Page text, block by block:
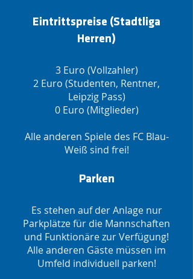
Eintrittspreise (Stadtliga
Herren)
3 Euro (Vollzahler)
2 Euro (Studenten, Rentner,
Leipzig Pass)
0 Euro (Mitglieder)
Alle anderen Spiele des FC Blau-
Weiß sind frei!
Parken
Es stehen auf der Anlage nur
Parkplätze für die Mannschaften
und Funktionäre zur Verfügung!
Alle anderen Gäste müssen im
Umfeld individuell parken!